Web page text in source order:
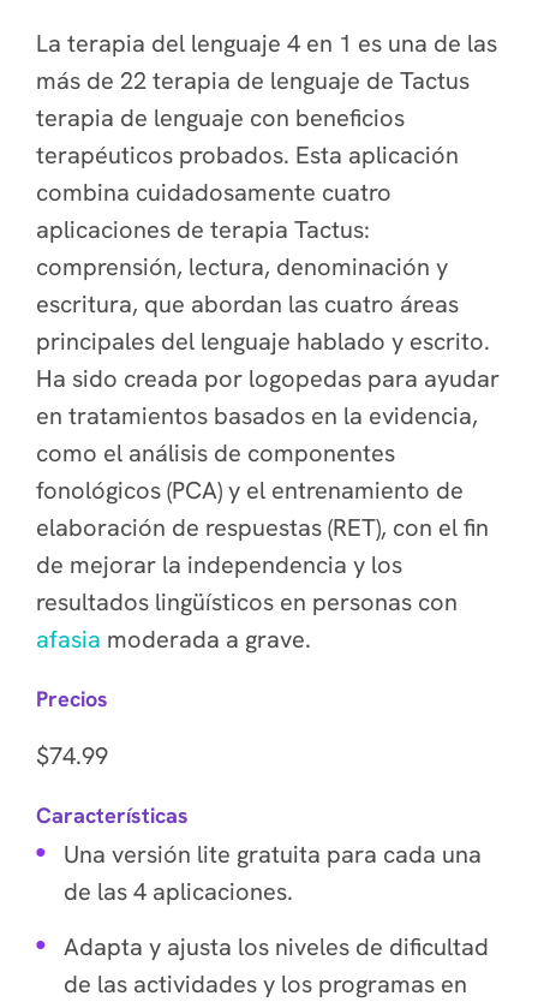
La terapia del lenguaje 4 en 1 es una de las
más de 22 terapia de lenguaje de Tactus
terapia de lenguaje con beneficios
terapéuticos probados. Esta aplicación
combina cuidadosamente cuatro
aplicaciones de terapia Tactus:
comprensión, lectura, denominación y
escritura, que abordan las cuatro áreas
principales del lenguaje hablado y escrito.
Ha sido creada por logopedas para ayudar
en tratamientos basados en la evidencia,
como el análisis de componentes
fonológicos (PCA) y el entrenamiento de
elaboración de respuestas (RET), con el fin
de mejorar la independencia y los
resultados lingüísticos en personas con
afasia moderada a grave.
Precios
$74.99
Características
Una versión lite gratuita para cada una
de las 4 aplicaciones.
Adapta y ajusta los niveles de dificultad
de las actividades y los programas en